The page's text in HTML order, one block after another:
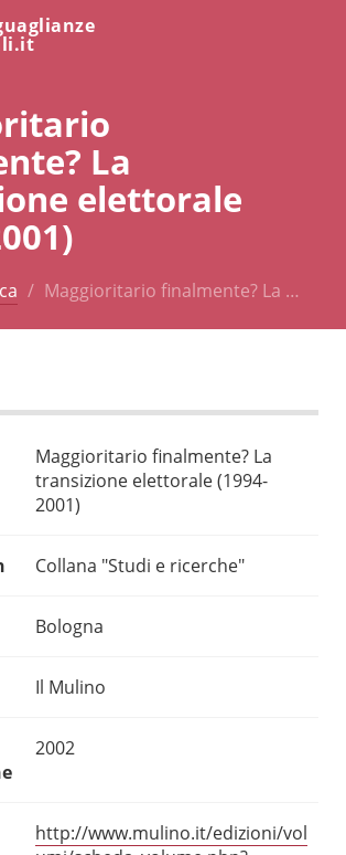
La
elettorale
Maggioritario finalmente? La …
Maggioritario finalmente? La
transizione elettorale (1994-
2001)
Collana "Studi e ricerche"
Bologna
Il Mulino
2002
http://www.mulino.it/edizioni/vol